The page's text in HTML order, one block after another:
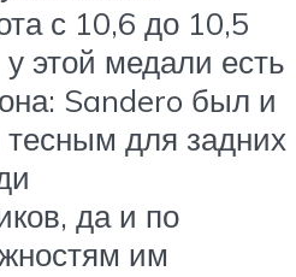
с 10,6 до 10,5
этой медали есть
Sandero был и
для задних
да и по
им